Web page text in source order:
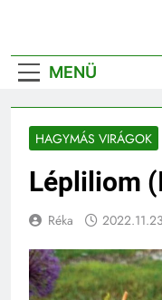
MENÜ
HAGYMÁS VIRÁGOK
Lépliliom
Réka